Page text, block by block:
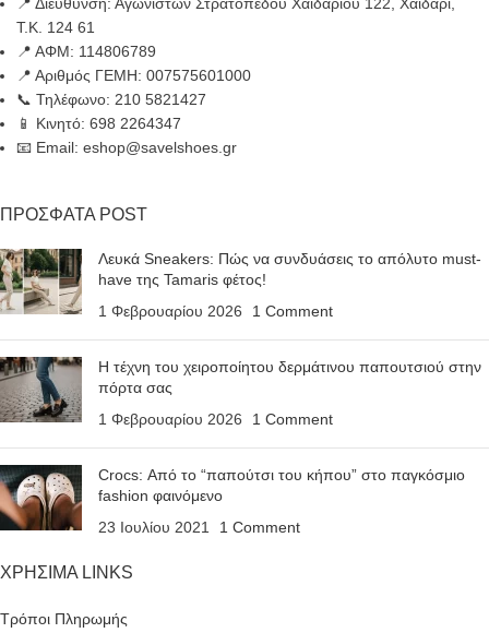
📍 Διεύθυνση: Αγωνιστών Στρατοπέδου Χαϊδαρίου 122, Χαϊδάρι,
Τ.Κ. 124 61
📍 ΑΦΜ: 114806789
📍 Αριθμός ΓΕΜΗ: 007575601000
📞 Τηλέφωνο: 210 5821427
📱 Κινητό: 698 2264347
📧 Email: eshop@savelshoes.gr
ΠΡΟΣΦΑΤΑ POST
Λευκά Sneakers: Πώς να συνδυάσεις το απόλυτο must-
have της Tamaris φέτος!
1 Φεβρουαρίου 2026
1 Comment
Η τέχνη του χειροποίητου δερμάτινου παπουτσιού στην
πόρτα σας
1 Φεβρουαρίου 2026
1 Comment
Crocs: Από το “παπούτσι του κήπου” στο παγκόσμιο
fashion φαινόμενο
23 Ιουλίου 2021
1 Comment
ΧΡΗΣΙΜΑ LINKS
Τρόποι Πληρωμής